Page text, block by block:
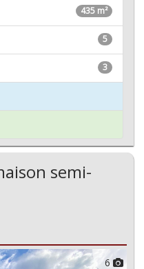
435 m²
5
3
semi-
6